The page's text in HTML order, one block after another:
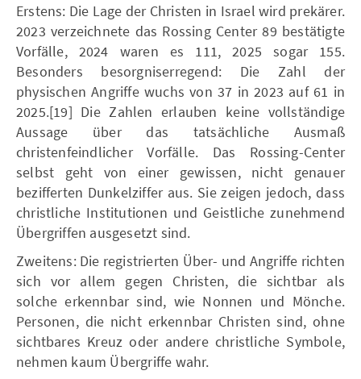
Erstens: Die Lage der Christen in Israel wird prekärer.
2023 verzeichnete das Rossing Center 89 bestätigte
Vorfälle, 2024 waren es 111, 2025 sogar 155.
Besonders besorgniserregend: Die Zahl der
physischen Angriffe wuchs von 37 in 2023 auf 61 in
2025.[19] Die Zahlen erlauben keine vollständige
Aussage über das tatsächliche Ausmaß
christenfeindlicher Vorfälle. Das Rossing-Center
selbst geht von einer gewissen, nicht genauer
bezifferten Dunkelziffer aus. Sie zeigen jedoch, dass
christliche Institutionen und Geistliche zunehmend
Übergriffen ausgesetzt sind.
Zweitens: Die registrierten Über- und Angriffe richten
sich vor allem gegen Christen, die sichtbar als
solche erkennbar sind, wie Nonnen und Mönche.
Personen, die nicht erkennbar Christen sind, ohne
sichtbares Kreuz oder andere christliche Symbole,
nehmen kaum Übergriffe wahr.